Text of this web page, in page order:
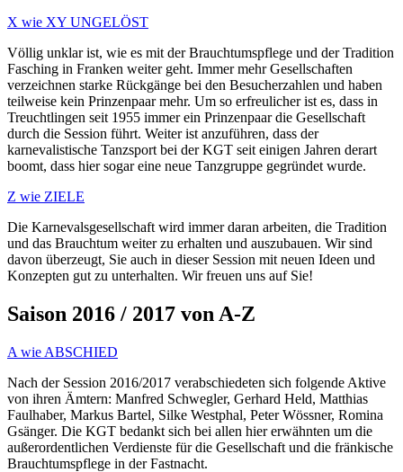
X wie XY UNGELÖST
Völlig unklar ist, wie es mit der Brauchtumspflege und der Tradition
Fasching in Franken weiter geht. Immer mehr Gesellschaften
verzeichnen starke Rückgänge bei den Besucherzahlen und haben
teilweise kein Prinzenpaar mehr. Um so erfreulicher ist es, dass in
Treuchtlingen seit 1955 immer ein Prinzenpaar die Gesellschaft
durch die Session führt. Weiter ist anzuführen, dass der
karnevalistische Tanzsport bei der KGT seit einigen Jahren derart
boomt, dass hier sogar eine neue Tanzgruppe gegründet wurde.
Z wie ZIELE
Die Karnevalsgesellschaft wird immer daran arbeiten, die Tradition
und das Brauchtum weiter zu erhalten und auszubauen. Wir sind
davon überzeugt, Sie auch in dieser Session mit neuen Ideen und
Konzepten gut zu unterhalten. Wir freuen uns auf Sie!
Saison 2016 / 2017 von A-Z
A wie ABSCHIED
Nach der Session 2016/2017 verabschiedeten sich folgende Aktive
von ihren Ämtern: Manfred Schwegler, Gerhard Held, Matthias
Faulhaber, Markus Bartel, Silke Westphal, Peter Wössner, Romina
Gsänger. Die KGT bedankt sich bei allen hier erwähnten um die
außerordentlichen Verdienste für die Gesellschaft und die fränkische
Brauchtumspflege in der Fastnacht.